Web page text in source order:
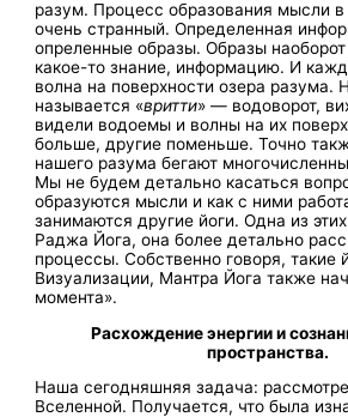
разум. Процесс образования мысли
очень странный. Определенная
опреленные образы. Образы
какое-то знание, информацию. И
волна на поверхности озера разума.
называется «вритти» — водоворот,
видели водоемы и волны на их
больше, другие поменьше. Точно
нашего разума бегают
Мы не будем детально касаться
образуются мысли и как с ними
занимаются другие йоги. Одна из
Раджа Йога, она более детально
процессы. Собственно говоря, такие
Визуализации, Мантра Йога также
момента».
Расхождение энергии и
пространства.
Наша сегодняшняя задача:
Вселенной. Получается, что была